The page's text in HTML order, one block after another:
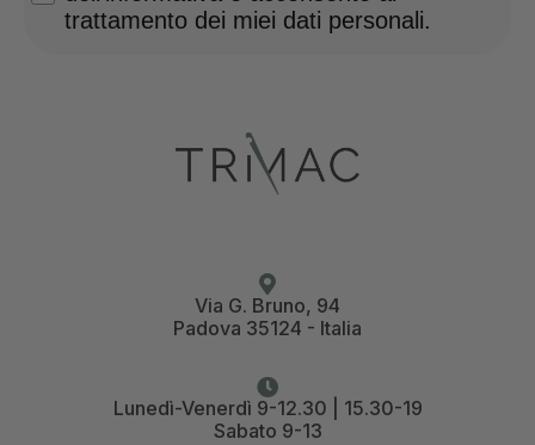
trattamento dei miei dati personali.
Via G. Bruno, 94
Padova 35124 - Italia
Lunedì-Venerdì 9-12.30 | 15.30-19
Sabato 9-13